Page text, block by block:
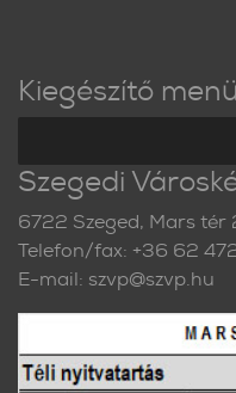
Kiegészítő
Szegedi
6722 Szeged, Mars tér
Telefon/fax: +36 62
E-mail: szvp@szvp.hu